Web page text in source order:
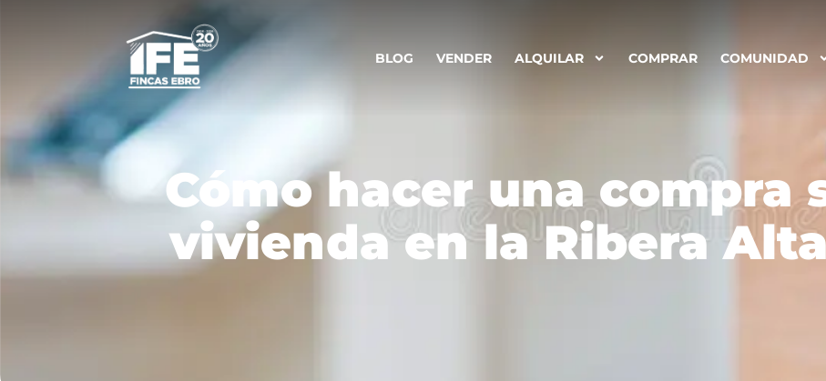
BLOG VENDER ALQUILAR COMPRAR COMUNIDAD
Cómo hacer una compra
vivienda en la Ribera